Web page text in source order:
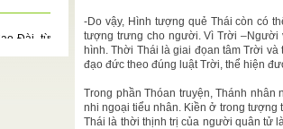
Đài, từ
-Do vậy, Hình tượng quẻ Thái còn có
tượng trưng cho người. Vì Trời –Người
hình. Thời Thái là giai đọan tâm Trời
đạo đức theo đúng luật Trời, thể hiện
Trong phần Thóan truyện, Thánh
nhi ngoại tiểu nhân. Kiền ở trong
Thái là thời thịnh trị của người quân tử